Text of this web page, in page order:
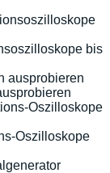
bis
Oszilloskope